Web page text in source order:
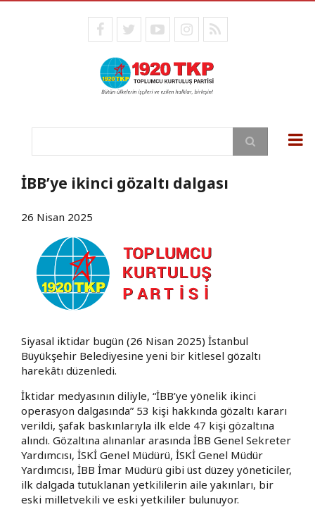
facebooktwitteryoutubeinstagram
RSS
Ara
İBB’ye ikinci gözaltı dalgası
26 Nisan 2025
Siyasal iktidar bugün (26 Nisan 2025) İstanbul
Büyükşehir Belediyesine yeni bir kitlesel gözaltı
harekâtı düzenledi.
İktidar medyasının diliyle, “İBB’ye yönelik ikinci
operasyon dalgasında” 53 kişi hakkında gözaltı kararı
verildi, şafak baskınlarıyla ilk elde 47 kişi gözaltına
alındı. Gözaltına alınanlar arasında İBB Genel Sekreter
Yardımcısı, İSKİ Genel Müdürü, İSKİ Genel Müdür
Yardımcısı, İBB İmar Müdürü gibi üst düzey yöneticiler,
ilk dalgada tutuklanan yetkililerin aile yakınları, bir
eski milletvekili ve eski yetkililer bulunuyor.